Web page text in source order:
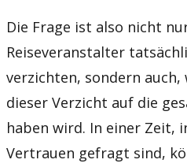
Die Frage ist also nicht
Reiseveranstalter
verzichten, sondern auch,
dieser Verzicht auf die
haben wird. In einer Zeit,
Vertrauen gefragt sind,